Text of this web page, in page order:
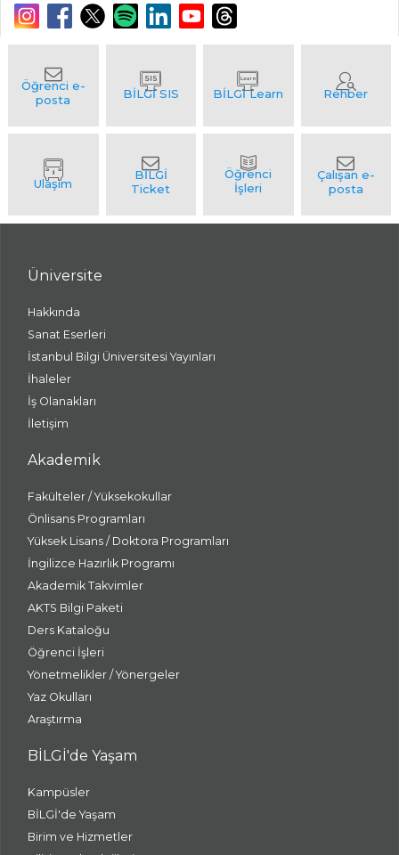
Üniversite
Hakkında
Sanat Eserleri
İstanbul Bilgi Üniversitesi Yayınları
İhaleler
İş Olanakları
İletişim
Akademik
Fakülteler / Yüksekokullar
Önlisans Programları
Yüksek Lisans / Doktora Programları
İngilizce Hazırlık Programı
Akademik Takvimler
AKTS Bilgi Paketi
Ders Kataloğu
Öğrenci İşleri
Yönetmelikler / Yönergeler
Yaz Okulları
Araştırma
BİLGİ'de Yaşam
Kampüsler
BİLGİ'de Yaşam
Birim ve Hizmetler